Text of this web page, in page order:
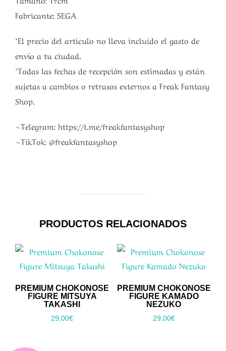
Fabricante: SEGA
*El precio del articulo no lleva incluido el gasto de
envío a tu ciudad.
*Todas las fechas de recepción son estimadas y están
sujetas a cambios o retrasos externos a Freak Fantasy
Shop.
~Telegram: https://t.me/freakfantasyshop
~TikTok: @freakfantasyshop
PRODUCTOS RELACIONADOS
PREMIUM CHOKONOSE
FIGURE MITSUYA
TAKASHI
29,00€
PREMIUM CHOKONOSE
FIGURE KAMADO
NEZUKO
29,00€